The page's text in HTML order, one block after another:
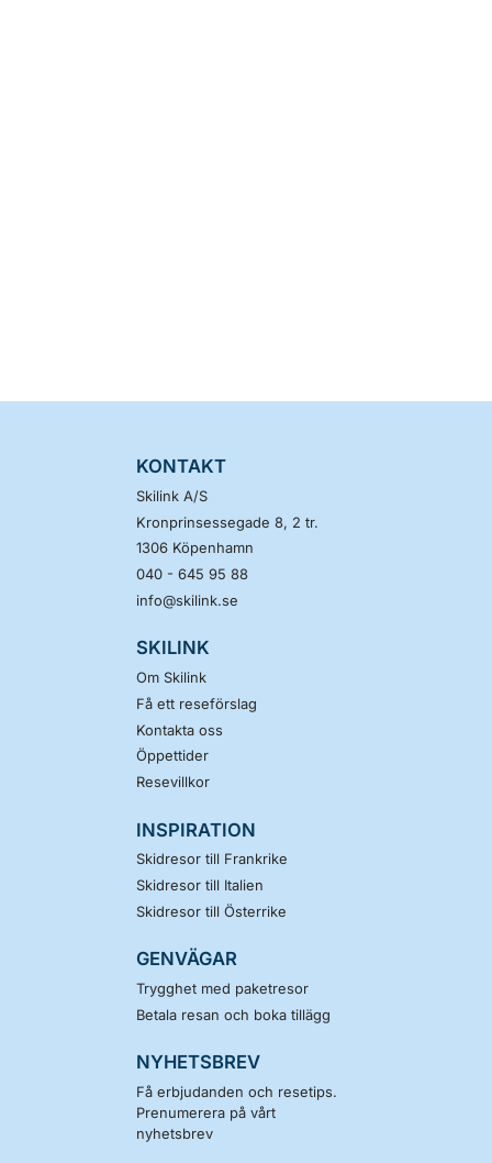
KONTAKT
Skilink A/S
Kronprinsessegade 8, 2 tr.
1306 Köpenhamn
040 - 645 95 88
info@skilink.se
SKILINK
Om Skilink
Få ett reseförslag
Kontakta oss
Öppettider
Resevillkor
INSPIRATION
Skidresor till Frankrike
Skidresor till Italien
Skidresor till Österrike
GENVÄGAR
Trygghet med paketresor
Betala resan och boka tillägg
NYHETSBREV
Få erbjudanden och resetips.
Prenumerera på vårt
nyhetsbrev